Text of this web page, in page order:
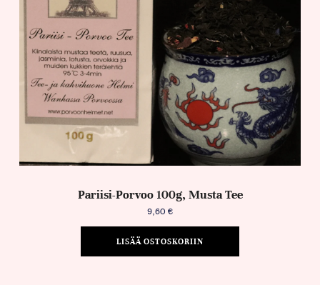
Pariisi-Porvoo 100g, Musta Tee
9,60 €
LISÄÄ OSTOSKORIIN